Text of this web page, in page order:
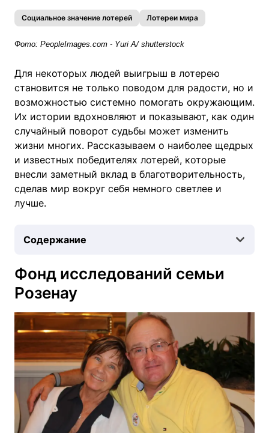
Социальное значение лотерей Лотереи мира
Фото: PeopleImages.com - Yuri A/ shutterstock
Для некоторых людей выигрыш в лотерею
становится не только поводом для радости, но и
возможностью системно помогать окружающим.
Их истории вдохновляют и показывают, как один
случайный поворот судьбы может изменить
жизни многих. Рассказываем о наиболее щедрых
и известных победителях лотерей, которые
внесли заметный вклад в благотворительность,
сделав мир вокруг себя немного светлее и
лучше.
Содержание
Фонд исследований семьи
Розенау